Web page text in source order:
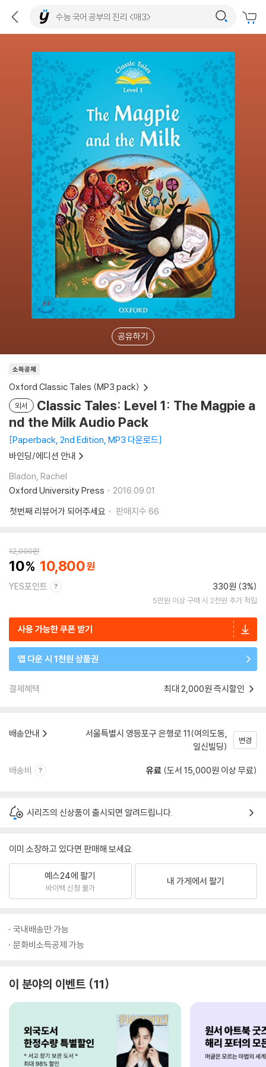
공유하기
소득공제
Oxford Classic Tales (MP3 pack)
외서
Classic Tales: Level 1: The Magpie a
nd the Milk Audio Pack
Paperback, 2nd Edition, MP3 다운로드
바인딩/에디션 안내
Bladon, Rachel
Oxford University Press
2016.09.01.
첫번째 리뷰어가 되어주세요
판매지수 66
12,000원
10 10,800
YES포인트 330원 (3%)
5만원 이상 구매 시 2천원 추가 적립
사용 가능한 쿠폰 받기
앱 다운 시 1천원 상품권
결제혜택 최대 2,000원 즉시할인
배송안내
서울특별시 영등포구 은행로 11(여의도동,
일신빌딩)
변경
배송비 유료 (도서 15,000원 이상 무료)
시리즈의 신상품이 출시되면 알려드립니다.
이미 소장하고 있다면 판매해 보세요.
예스24에 팔기
바이백 신청 불가
내 가게에서 팔기
국내배송만 가능
문화비소득공제 가능
이 분야의 이벤트 11